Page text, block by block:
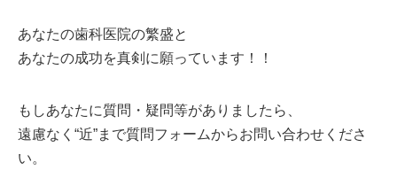
あなたの歯科医院の繁盛と
あなたの成功を真剣に願っています！！
もしあなたに質問・疑問等がありましたら、
遠慮なく“近”まで質問フォームからお問い合わせくださ
い。